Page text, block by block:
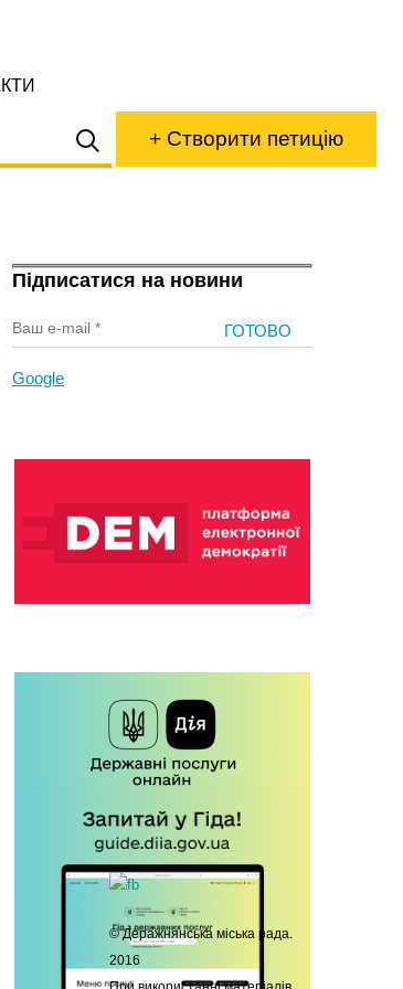
+ Створити петицію
Підписатися на новини
Google
© Деражнянська міська рада.
2016